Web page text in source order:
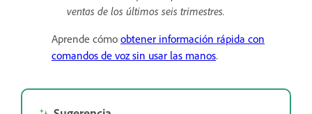
ventas de los últimos seis trimestres.
Aprende cómo obtener información rápida con
comandos de voz sin usar las manos.